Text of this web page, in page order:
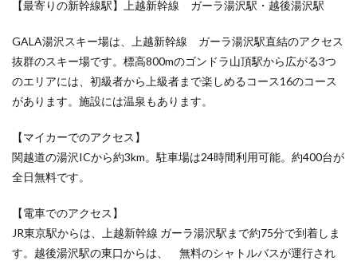
軽井
リン
スホ
スキ
ー場
沢プ
リン
スホ
テル
徒歩
す
多彩
【最寄りの新幹線駅】上越新幹線 ガーラ湯沢駅・越後湯沢駅
GALA湯沢スキー場は、上越新幹線 ガーラ湯沢駅直結のアクセス
抜群のスキー場です。標高800mのゴンドラ山頂駅から広がる3つ
のエリアには、初級者から上級者まで楽しめるコース16のコース
があります。施設には温泉もあります。
【マイカーでのアクセス】
関越道の湯沢ICから約3km。駐車場は24時間利用可能。約400台が
全日無料です。
【電車でのアクセス】
JR東京駅からは、上越新幹線 ガーラ湯沢駅まで約75分で到着しま
す。越後湯沢駅の東口からは、 無料のシャトルバスが運行され